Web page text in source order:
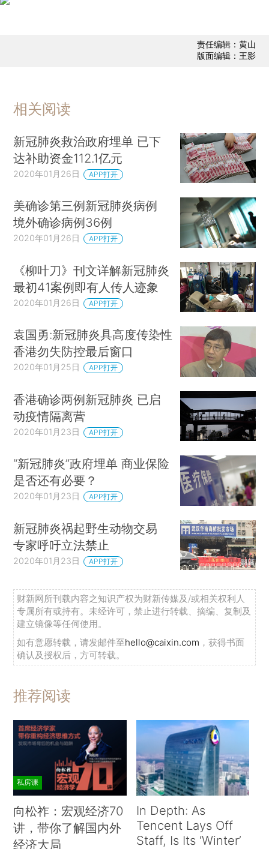
责任编辑：黄山
版面编辑：王影
相关阅读
新冠肺炎救治政府埋单 已下
达补助资金112.1亿元
2020年01月26日 APP打开
美确诊第三例新冠肺炎病例
境外确诊病例36例
2020年01月26日 APP打开
《柳叶刀》刊文详解新冠肺炎
最初41案例即有人传人迹象
2020年01月26日 APP打开
袁国勇:新冠肺炎具高度传染性
香港勿失防控最后窗口
2020年01月25日 APP打开
香港确诊两例新冠肺炎 已启
动疫情隔离营
2020年01月23日 APP打开
“新冠肺炎”政府埋单 商业保险
是否还有必要？
2020年01月23日 APP打开
新冠肺炎祸起野生动物交易
专家呼吁立法禁止
2020年01月23日 APP打开
财新网所刊载内容之知识产权为财新传媒及/或相关权利人
专属所有或持有。未经许可，禁止进行转载、摘编、复制及
建立镜像等任何使用。
如有意愿转载，请发邮件至hello@caixin.com ，获得书面
确认及授权后，方可转载。
推荐阅读
私房课
向松祚：宏观经济70
讲，带你了解国内外
经济大局
In Depth: As
Tencent Lays Off
Staff, Is Its ‘Winter’